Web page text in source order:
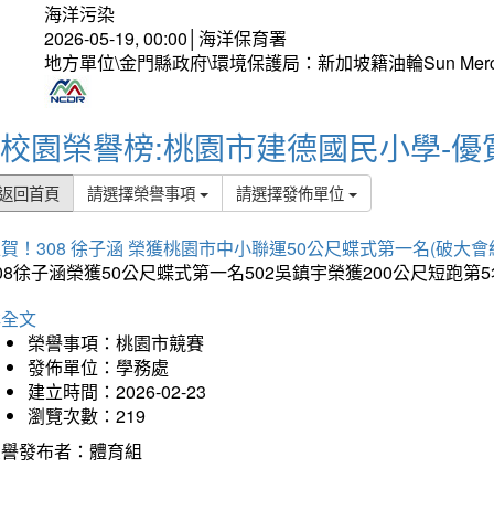
海洋污染
2026-05-19, 00:00│海洋保育署
地方單位\金門縣政府\環境保護局：新加坡籍油輪Sun
校園榮譽榜:桃園市建德國民小學-優
回首頁 請選擇榮譽事項 請選擇發佈單位
！308 徐子涵 榮獲桃園市中小聯運50公尺蝶式第一名(破大會
徐子涵榮獲50公尺蝶式第一名502吳鎮宇榮獲200公尺短跑
文
榮譽事項：桃園市競賽
發佈單位：學務處
建立時間：2026-02-23
瀏覽次數：219
發布者：體育組